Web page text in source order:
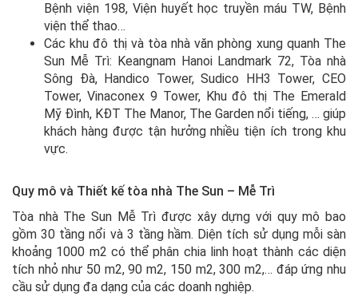
Bệnh viện 198, Viện huyết học truyền máu TW, Bệnh
viện thể thao…
Các khu đô thị và tòa nhà văn phòng xung quanh The
Sun Mễ Trì: Keangnam Hanoi Landmark 72, Tòa nhà
Sông Đà, Handico Tower, Sudico HH3 Tower, CEO
Tower, Vinaconex 9 Tower, Khu đô thị The Emerald
Mỹ Đình, KĐT The Manor, The Garden nổi tiếng, … giúp
khách hàng được tận hưởng nhiều tiện ích trong khu
vực.
Quy mô và Thiết kế tòa nhà The Sun – Mễ Trì
Tòa nhà The Sun Mễ Trì được xây dựng với quy mô bao
gồm 30 tầng nổi và 3 tầng hầm. Diện tích sử dụng mỗi sàn
khoảng 1000 m2 có thể phân chia linh hoạt thành các diện
tích nhỏ như 50 m2, 90 m2, 150 m2, 300 m2,… đáp ứng nhu
cầu sử dụng đa dạng của các doanh nghiệp.